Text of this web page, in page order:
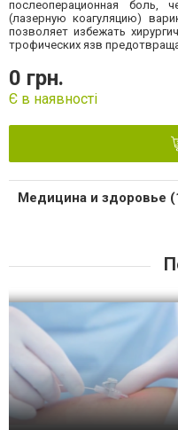
послеоперационная боль,
(лазерную коагуляцию)
позволяет избежать
трофических язв
0 грн.
Є в наявності
Медицина и здоровье